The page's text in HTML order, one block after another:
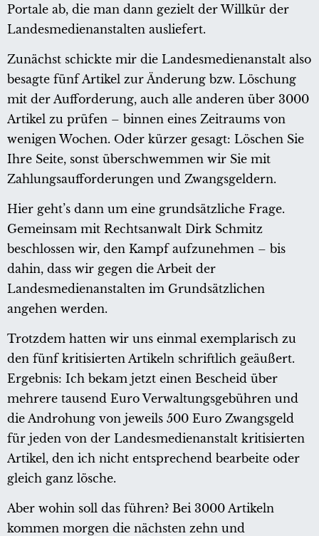
Portale ab, die man dann gezielt der Willkür der
Landesmedienanstalten ausliefert.
Zunächst schickte mir die Landesmedienanstalt also
besagte fünf Artikel zur Änderung bzw. Löschung
mit der Aufforderung, auch alle anderen über 3000
Artikel zu prüfen – binnen eines Zeitraums von
wenigen Wochen. Oder kürzer gesagt: Löschen Sie
Ihre Seite, sonst überschwemmen wir Sie mit
Zahlungsaufforderungen und Zwangsgeldern.
Hier geht’s dann um eine grundsätzliche Frage.
Gemeinsam mit Rechtsanwalt Dirk Schmitz
beschlossen wir, den Kampf aufzunehmen – bis
dahin, dass wir gegen die Arbeit der
Landesmedienanstalten im Grundsätzlichen
angehen werden.
Trotzdem hatten wir uns einmal exemplarisch zu
den fünf kritisierten Artikeln schriftlich geäußert.
Ergebnis: Ich bekam jetzt einen Bescheid über
mehrere tausend Euro Verwaltungsgebühren und
die Androhung von jeweils 500 Euro Zwangsgeld
für jeden von der Landesmedienanstalt kritisierten
Artikel, den ich nicht entsprechend bearbeite oder
gleich ganz lösche.
Aber wohin soll das führen? Bei 3000 Artikeln
kommen morgen die nächsten zehn und